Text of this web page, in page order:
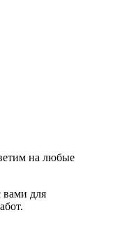
на любые
вами для